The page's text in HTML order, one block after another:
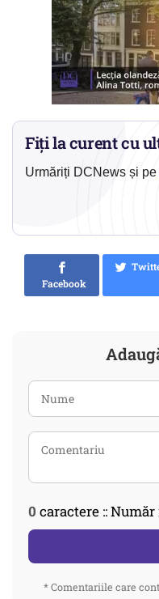
Fiți la curent cu
Urmăriți DCNews și pe
Facebook
0 caractere ::
* Comentariile care